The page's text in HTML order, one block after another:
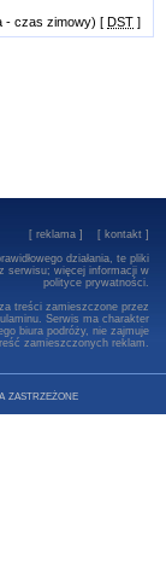
- czas zimowy) [ DST ]
[ reklama ] [ kontakt]
działania, te pliki
serwisu; więcej informacji w
polityce prywatności.
treści zamieszczone przez
Serwis ma charakter
biura podróży, nie zajmuje
zamieszczonych reklam.
zastrzeżone